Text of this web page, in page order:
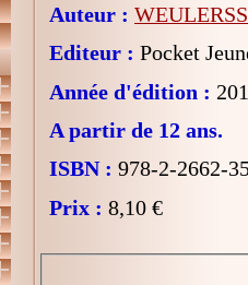
Auteur :
Editeur : Pocket
Année d'édition :
A partir de 12 ans.
ISBN : 978-2-2662-
Prix : 8,10 €